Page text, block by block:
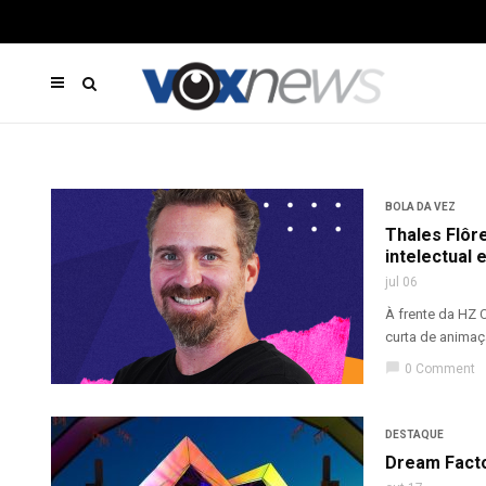
BOLA DA VEZ
Thales
intelectual
jul 06
À frente da HZ
curta de
chat_bubble 0 Comment
DESTAQUE
Dream